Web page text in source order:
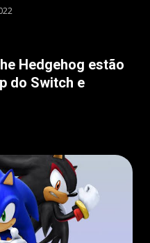
Hedgehog estão
do Switch e